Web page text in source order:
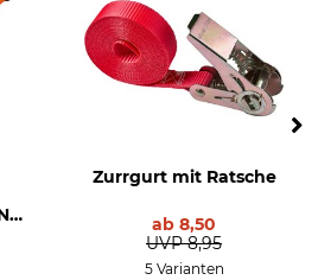
Zurrgurt mit Ratsche
ab 8,50
UVP 8,95
5 Varianten